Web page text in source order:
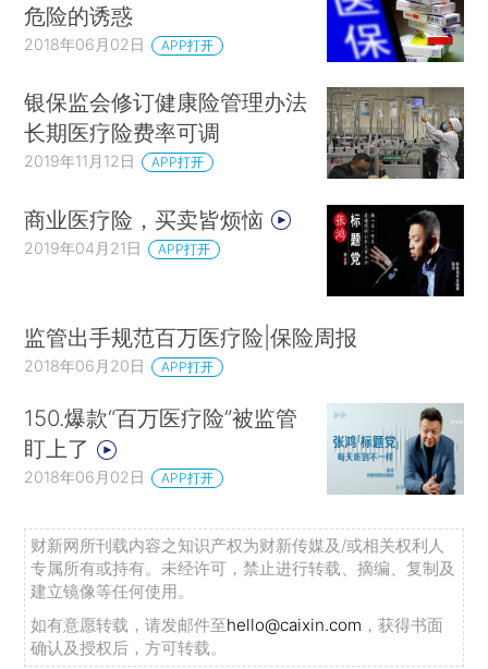
危险的诱惑
2018年06月02日 APP打开
银保监会修订健康险管理办法
长期医疗险费率可调
2019年11月12日 APP打开
商业医疗险，买卖皆烦恼
2019年04月21日 APP打开
监管出手规范百万医疗险|保险周报
2018年06月20日 APP打开
150.爆款“百万医疗险”被监管
盯上了
2018年06月02日 APP打开
财新网所刊载内容之知识产权为财新传媒及/或相关权利人
专属所有或持有。未经许可，禁止进行转载、摘编、复制及
建立镜像等任何使用。
如有意愿转载，请发邮件至hello@caixin.com ，获得书面
确认及授权后，方可转载。